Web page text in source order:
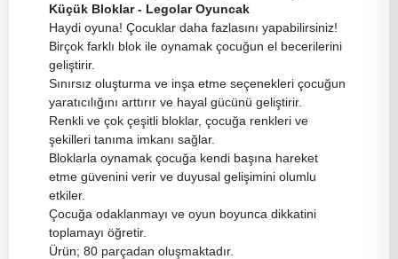
Küçük Bloklar - Legolar Oyuncak
Haydi oyuna! Çocuklar daha fazlasını yapabilirsiniz!
Birçok farklı blok ile oynamak çocuğun el becerilerini
geliştirir.
Sınırsız oluşturma ve inşa etme seçenekleri çocuğun
yaratıcılığını arttırır ve hayal gücünü geliştirir.
Renkli ve çok çeşitli bloklar, çocuğa renkleri ve
şekilleri tanıma imkanı sağlar.
Bloklarla oynamak çocuğa kendi başına hareket
etme güvenini verir ve duyusal gelişimini olumlu
etkiler.
Çocuğa odaklanmayı ve oyun boyunca dikkatini
toplamayı öğretir.
Ürün; 80 parçadan oluşmaktadır.